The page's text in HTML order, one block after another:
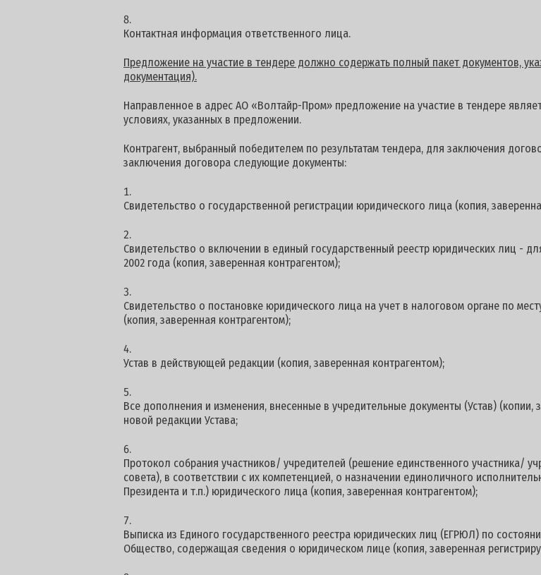
Контактная информация ответственного лица.
Предложение на участие в тендере должно содержать полный пакет документов,
документация).
Направленное в адрес АО «Волтайр-Пром» предложение на участие в тендере
условиях, указанных в предложении.
Контрагент, выбранный победителем по результатам тендера, для заключения
заключения договора следующие документы:
Свидетельство о государственной регистрации юридического лица (копия,
Свидетельство о включении в единый государственный реестр юридических лиц -
2002 года (копия, заверенная контрагентом);
Свидетельство о постановке юридического лица на учет в налоговом органе по
(копия, заверенная контрагентом);
Устав в действующей редакции (копия, заверенная контрагентом);
Все дополнения и изменения, внесенные в учредительные документы (Устав)
новой редакции Устава;
Протокол собрания участников/ учредителей (решение единственного участника/
совета), в соответствии с их компетенцией, о назначении единоличного
Президента и т.п.) юридического лица (копия, заверенная контрагентом);
Выписка из Единого государственного реестра юридических лиц (ЕГРЮЛ) по
Общество, содержащая сведения о юридическом лице (копия, заверенная